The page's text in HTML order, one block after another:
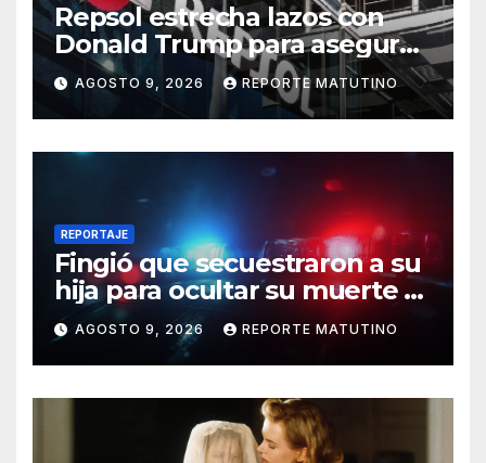
Repsol estrecha lazos con
Donald Trump para asegurar
negocios en Venezuela
AGOSTO 9, 2026 REPORTE MATUTINO
REPORTAJE
Fingió que secuestraron a su
hija para ocultar su muerte y
así la policía descubrió el
engaño
AGOSTO 9, 2026 REPORTE MATUTINO